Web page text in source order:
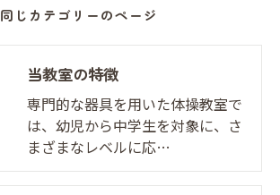
同じカテゴリーのページ
当教室の特徴
専門的な器具を用いた体操教室で
は、幼児から中学生を対象に、さ
まざまなレベルに応…